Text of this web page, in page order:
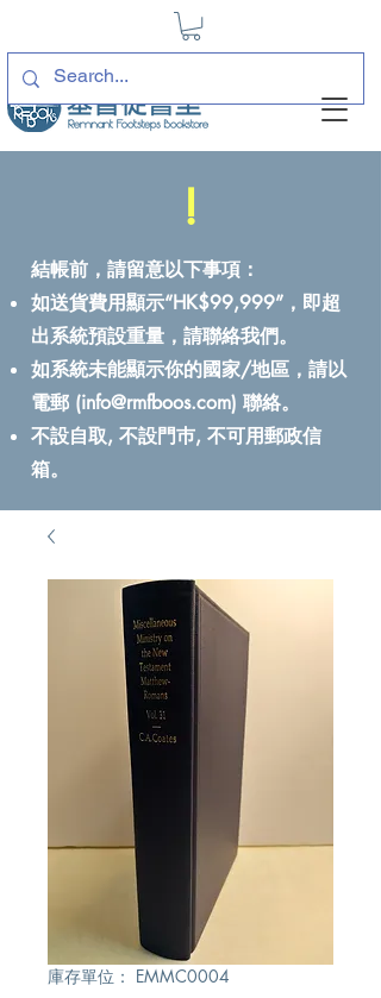
!
結帳前，請留意以下事項：
如送貨費用顯示“HK$99,999”，即超
出系統預設重量，請聯絡我們。
如系統未能顯示你的國家/地區，請以
電郵 (info@rmfboos.com) 聯絡。
不設自取, 不設門巿, 不可用郵政信
箱。
庫存單位： EMMC0004